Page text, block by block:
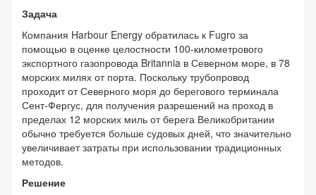
Задача
Компания Harbour Energy обратилась к Fugro за
помощью в оценке целостности 100-километрового
экспортного газопровода Britannia в Северном море, в 78
морских милях от порта. Поскольку трубопровод
проходит от Северного моря до берегового терминала
Сент-Фергус, для получения разрешений на проход в
пределах 12 морских миль от берега Великобритании
обычно требуется больше судовых дней, что значительно
увеличивает затраты при использовании традиционных
методов.
Решение